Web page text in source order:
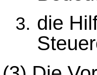
die